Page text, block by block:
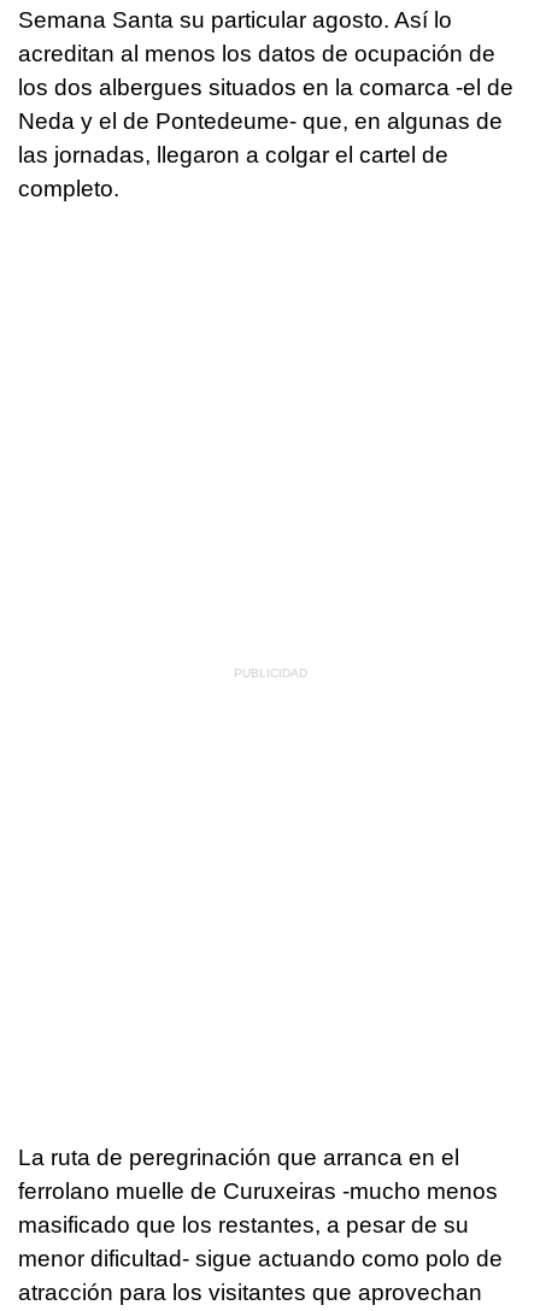
Semana Santa su particular agosto. Así lo
acreditan al menos los datos de ocupación de
los dos albergues situados en la comarca -el de
Neda y el de Pontedeume- que, en algunas de
las jornadas, llegaron a colgar el cartel de
completo.
La ruta de peregrinación que arranca en el
ferrolano muelle de Curuxeiras -mucho menos
masificado que los restantes, a pesar de su
menor dificultad- sigue actuando como polo de
atracción para los visitantes que aprovechan